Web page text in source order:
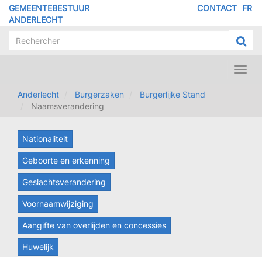
Overslaan
GEMEENTEBESTUUR
ANDERLECHT
FR
CONTACT
Anderlecht
Burgerzaken
Burgerlijke Stand
Naamsverandering
Nationaliteit
Geboorte en erkenning
Geslachtsverandering
Voornaamwijziging
Aangifte van overlijden en concessies
Huwelijk